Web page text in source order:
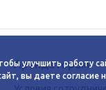
Арендаторам
улучшить работу
вы даете согласие